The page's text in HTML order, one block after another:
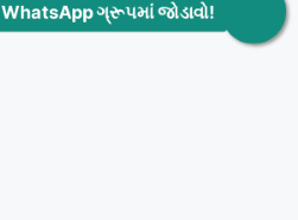
WhatsApp ગ્રૂપમાં જોડાવો!